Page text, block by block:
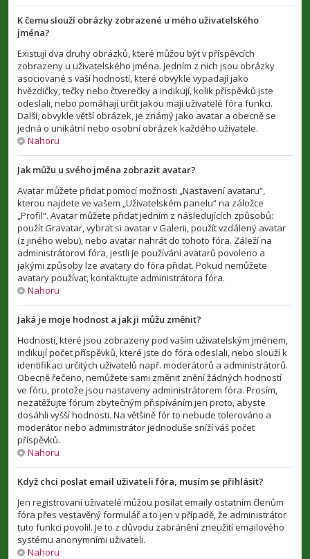
K čemu slouží obrázky zobrazené u mého uživatelského
jména?
Existují dva druhy obrázků, které můžou být v příspěvcích
zobrazeny u uživatelského jména. Jedním z nich jsou obrázky
asociované s vaší hodností, které obvykle vypadají jako
hvězdičky, tečky nebo čtverečky a indikují, kolik příspěvků jste
odeslali, nebo pomáhají určit jakou mají uživatelé fóra funkci.
Další, obvykle větší obrázek, je známý jako avatar a obecně se
jedná o unikátní nebo osobní obrázek každého uživatele.
Nahoru
Jak můžu u svého jména zobrazit avatar?
Avatar můžete přidat pomocí možnosti „Nastavení avataru“,
kterou najdete ve vašem „Uživatelském panelu“ na záložce
„Profil“. Avatar můžete přidat jedním z následujících způsobů:
použít Gravatar, vybrat si avatar v Galerii, použít vzdálený avatar
(z jiného webu), nebo avatar nahrát do tohoto fóra. Záleží na
administrátorovi fóra, jestli je používání avatarů povoleno a
jakými způsoby lze avatary do fóra přidat. Pokud nemůžete
avatary používat, kontaktujte administrátora fóra.
Nahoru
Jaká je moje hodnost a jak ji můžu změnit?
Hodnosti, které jsou zobrazeny pod vaším uživatelským jménem,
indikují počet příspěvků, které jste do fóra odeslali, nebo slouží k
identifikaci určitých uživatelů např. moderátorů a administrátorů.
Obecně řečeno, nemůžete sami změnit znění žádných hodností
ve fóru, protože jsou nastaveny administrátorem fóra. Prosím,
nezatěžujte fórum zbytečným přispíváním jen proto, abyste
dosáhli vyšší hodnosti. Na většině fór to nebude tolerováno a
moderátor nebo administrátor jednoduše sníží váš počet
příspěvků.
Nahoru
Když chci poslat email uživateli fóra, musím se přihlásit?
Jen registrovaní uživatelé můžou posílat emaily ostatním členům
fóra přes vestavěný formulář a to jen v případě, že administrátor
tuto funkci povolil. Je to z důvodu zabránění zneužití emailového
systému anonymními uživateli.
Nahoru